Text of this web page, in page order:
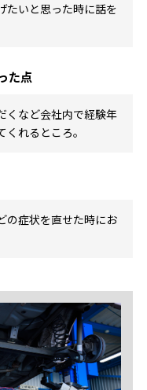
たいと思った時に話を
た点
くなど会社内で経験年
れるところ。
の症状を直せた時にお